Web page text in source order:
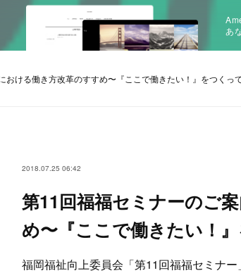
あ
ける働き方改革のすすめ〜『ここで働きたい！』をつくっ
2018.07.25 06:42
第11回福福セミナーのご
め〜『ここで働きたい！
福岡福祉向上委員会「第11回福福セミナー